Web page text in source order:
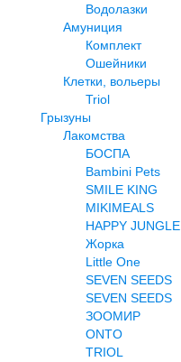
Водолазки
Амуниция
Комплект
Ошейники
Клетки, вольеры
Triol
Грызуны
Лакомства
БОСПА
Bambini Pets
SMILE KING
MIKIMEALS
HAPPY JUNGLE
Жорка
Little One
SEVEN SEEDS
SEVEN SEEDS
ЗООМИР
ONTO
TRIOL